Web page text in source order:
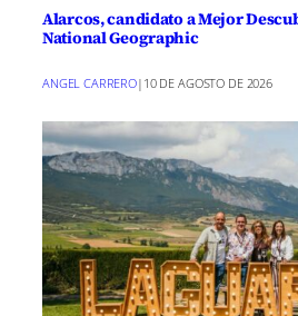
Alarcos, candidato a Mejor
National Geographic
ANGEL CARRERO| 10 DE AGOSTO DE 2026